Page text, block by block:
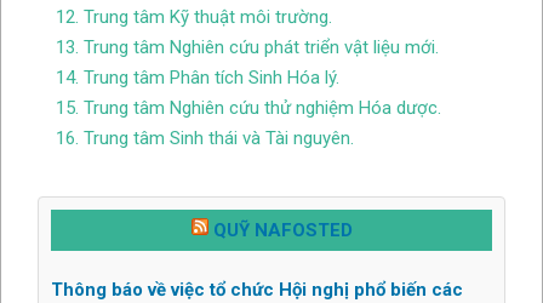
12. Trung tâm Kỹ thuật môi trường.
13. Trung tâm Nghiên cứu phát triển vật liệu mới.
14. Trung tâm Phân tích Sinh Hóa lý.
15. Trung tâm Nghiên cứu thử nghiệm Hóa dược.
16. Trung tâm Sinh thái và Tài nguyên.
QUỸ NAFOSTED
Thông báo về việc tổ chức Hội nghị phổ biến các